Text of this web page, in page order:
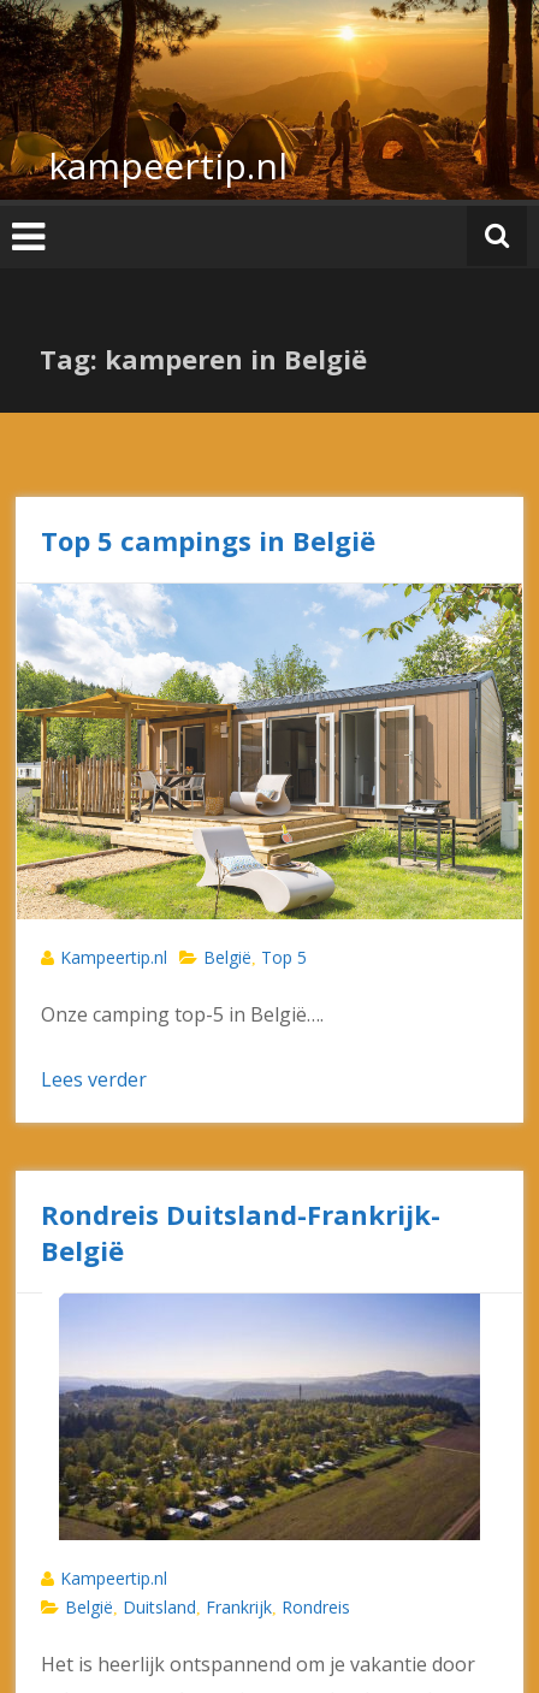
Ga
naar
de
inhoud
kampeertip.nl
Tag: kamperen in België
Top 5 campings in België
Kampeertip.nl België Top 5
Onze camping top-5 in België….
Lees verder
Rondreis Duitsland-Frankrijk-
België
Kampeertip.nl
België Duitsland Frankrijk Rondreis
Het is heerlijk ontspannend om je vakantie door